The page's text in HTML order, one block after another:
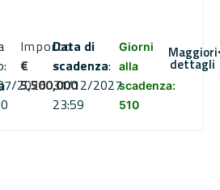
2026
Importo
€
5,500,000
Data di
scadenza:
31/12/2027
23:59
Giorni
alla
scadenza:
510
Maggiori
dettagli